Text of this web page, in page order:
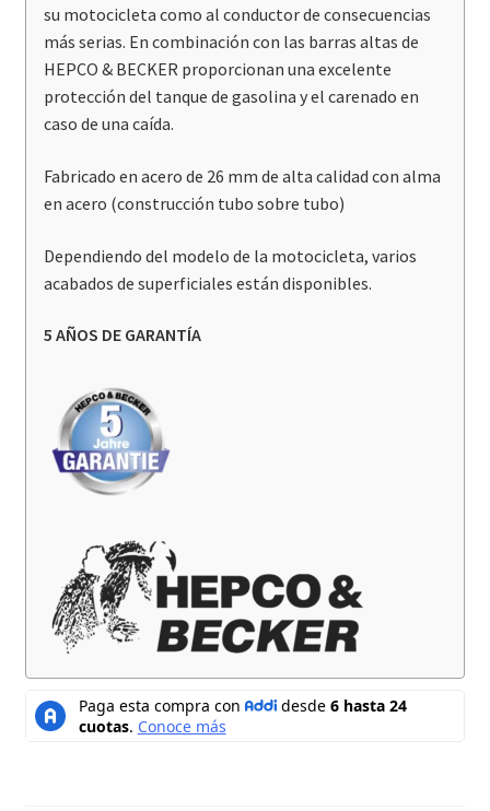
su motocicleta como al conductor de consecuencias
más serias. En combinación con las barras altas de
HEPCO & BECKER proporcionan una excelente
protección del tanque de gasolina y el carenado en
caso de una caída.
Fabricado en acero de 26 mm de alta calidad con alma
en acero (construcción tubo sobre tubo)
Dependiendo del modelo de la motocicleta, varios
acabados de superficiales están disponibles.
5 AÑOS DE GARANTÍA